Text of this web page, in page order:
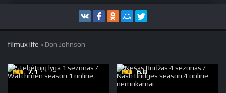
filmux life » Don Johnson
7.1 6.8